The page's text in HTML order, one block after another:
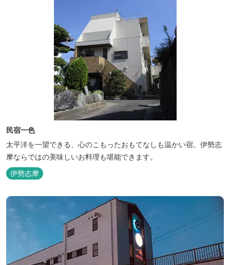
民宿一色
太平洋を一望できる、心のこもったおもてなしも温かい宿。伊勢志
摩ならではの美味しいお料理も堪能できます。
伊勢志摩